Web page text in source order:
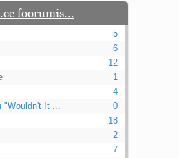
lääsfoorumis...
5
6
12
1
4
"Wouldn't It ...
0
18
2
7